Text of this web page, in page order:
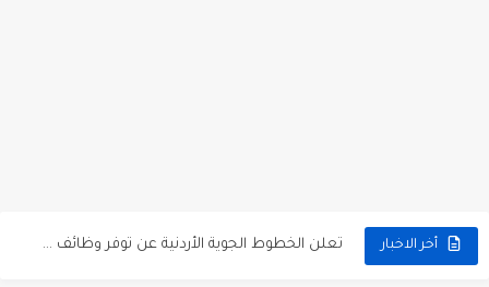
أخر الاخبار تعلن الخطوط الجوية الأردنية عن توفر وظائف شاغرة لمضيفي طيران